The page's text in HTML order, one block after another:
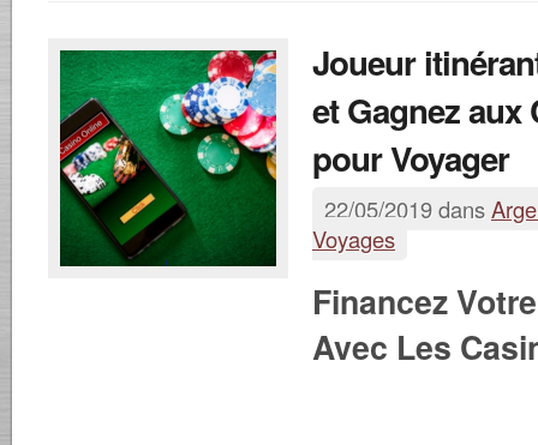
Joueur
et Gagnez aux
pour Voyager
22/05/2019 dans
Voyages
Financez
Avec Les